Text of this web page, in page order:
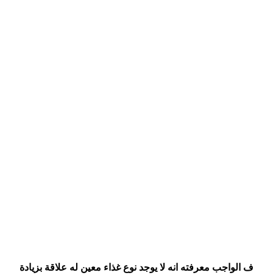
ف الواجب معرفته انه لا يوجد نوع غذاء معين له علاقة بزيادة